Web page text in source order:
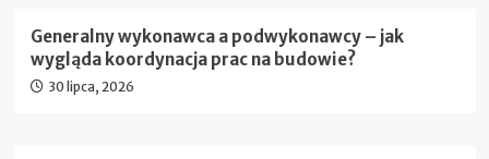
Generalny wykonawca a podwykonawcy – jak
wygląda koordynacja prac na budowie?
30 lipca, 2026